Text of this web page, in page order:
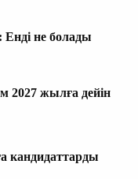
Енді не болады
2027 жылға дейін
кандидаттарды